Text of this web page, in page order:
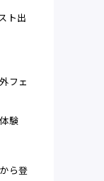
ト出
フェ
験
ら登